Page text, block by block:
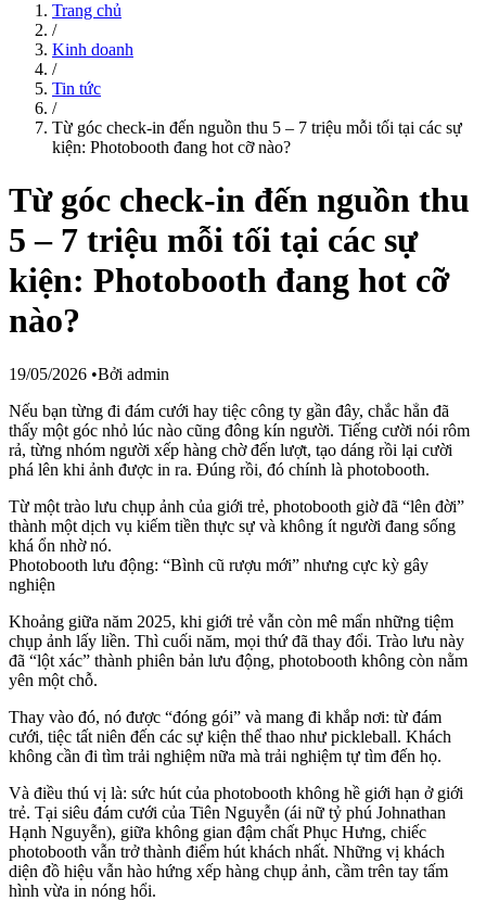
Trang chủ
/
Kinh doanh
/
Tin tức
/
Từ góc check-in đến nguồn thu 5 – 7 triệu mỗi tối tại các sự
kiện: Photobooth đang hot cỡ nào?
Từ góc check-in đến nguồn thu
5 – 7 triệu mỗi tối tại các sự
kiện: Photobooth đang hot cỡ
nào?
19/05/2026 •Bởi admin
Nếu bạn từng đi đám cưới hay tiệc công ty gần đây, chắc hẳn đã
thấy một góc nhỏ lúc nào cũng đông kín người. Tiếng cười nói rôm
rả, từng nhóm người xếp hàng chờ đến lượt, tạo dáng rồi lại cười
phá lên khi ảnh được in ra. Đúng rồi, đó chính là photobooth.
Từ một trào lưu chụp ảnh của giới trẻ, photobooth giờ đã “lên đời”
thành một dịch vụ kiếm tiền thực sự và không ít người đang sống
khá ổn nhờ nó.
Photobooth lưu động: “Bình cũ rượu mới” nhưng cực kỳ gây
nghiện
Khoảng giữa năm 2025, khi giới trẻ vẫn còn mê mẩn những tiệm
chụp ảnh lấy liền. Thì cuối năm, mọi thứ đã thay đổi. Trào lưu này
đã “lột xác” thành phiên bản lưu động, photobooth không còn nằm
yên một chỗ.
Thay vào đó, nó được “đóng gói” và mang đi khắp nơi: từ đám
cưới, tiệc tất niên đến các sự kiện thể thao như pickleball. Khách
không cần đi tìm trải nghiệm nữa mà trải nghiệm tự tìm đến họ.
Và điều thú vị là: sức hút của photobooth không hề giới hạn ở giới
trẻ. Tại siêu đám cưới của Tiên Nguyễn (ái nữ tỷ phú Johnathan
Hạnh Nguyễn), giữa không gian đậm chất Phục Hưng, chiếc
photobooth vẫn trở thành điểm hút khách nhất. Những vị khách
diện đồ hiệu vẫn hào hứng xếp hàng chụp ảnh, cầm trên tay tấm
hình vừa in nóng hổi.